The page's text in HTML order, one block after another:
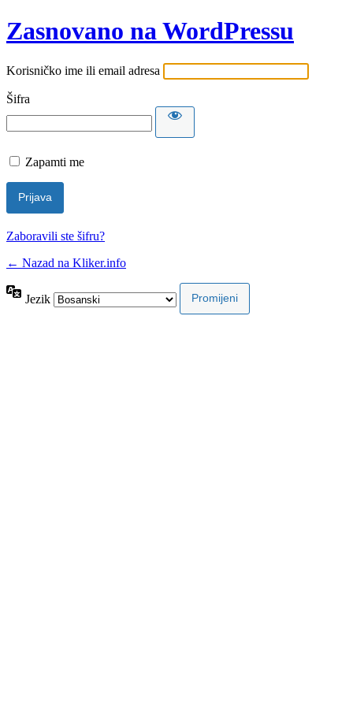
Zasnovano na WordPressu
Korisničko ime ili email adresa
Šifra
Zapamti me
Zaboravili ste šifru?
← Nazad na Kliker.info
Jezik